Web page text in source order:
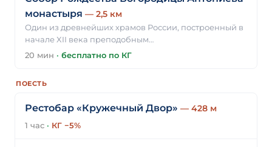
монастыря — 2,5 км
Один из древнейших храмов России, построенный в
начале XII века преподобным…
20 мин · бесплатно по КГ
ПОЕСТЬ
Рестобар «Кружечный Двор» — 428 м
1 час · КГ −5%